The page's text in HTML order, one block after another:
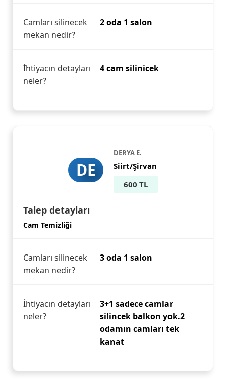
Camları silinecek
mekan nedir?
2 oda 1 salon
İhtiyacın detayları
neler?
4 cam silinicek
DE
DERYA E.
Siirt/Şirvan
600 TL
Talep detayları
Cam Temizliği
Camları silinecek
mekan nedir?
3 oda 1 salon
İhtiyacın detayları
neler?
3+1 sadece camlar
silincek balkon yok.2
odamın camları tek
kanat